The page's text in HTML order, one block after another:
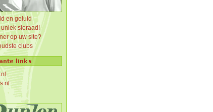
en geluid
sieraad!
op uw site?
clubs